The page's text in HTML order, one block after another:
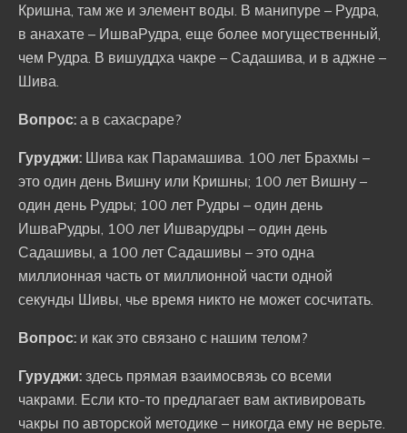
Кришна, там же и элемент воды. В манипуре – Рудра,
в анахате – ИшваРудра, еще более могущественный,
чем Рудра. В вишуддха чакре – Садашива, и в аджне –
Шива.
Вопрос: а в сахасраре?
Гуруджи: Шива как Парамашива. 100 лет Брахмы –
это один день Вишну или Кришны; 100 лет Вишну –
один день Рудры; 100 лет Рудры – один день
ИшваРудры, 100 лет Ишварудры – один день
Садашивы, а 100 лет Садашивы – это одна
миллионная часть от миллионной части одной
секунды Шивы, чье время никто не может сосчитать.
Вопрос: и как это связано с нашим телом?
Гуруджи: здесь прямая взаимосвязь со всеми
чакрами. Если кто-то предлагает вам активировать
чакры по авторской методике – никогда ему не верьте.